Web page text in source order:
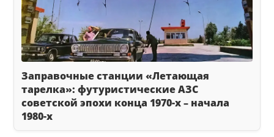
Заправочные станции «Летающая
тарелка»: футуристические АЗС
советской эпохи конца 1970-х – начала
1980-х